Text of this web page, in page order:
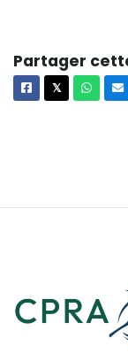
Partager
Facebook
𝕏X